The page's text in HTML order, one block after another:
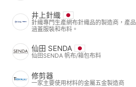
井上針織
針織專門生產網布針織品的製造商，產品
涵蓋服裝和布料。
仙田 SENDA
仙田SENDA 帆布/箱包布料
修剪器
一家主要使用材料的金屬五金製造商